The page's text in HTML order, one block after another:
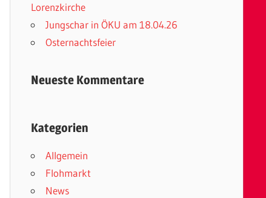
Lorenzkirche
Jungschar in ÖKU am 18.04.26
Osternachtsfeier
Neueste Kommentare
Kategorien
Allgemein
Flohmarkt
News